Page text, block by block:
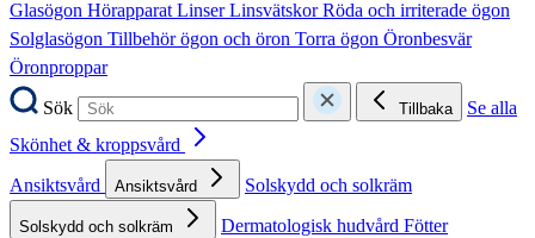
Glasögon HörapparatLinserLinsvätskorRöda och irriterade ögon
Solglasögon Tillbehör ögon och öron Torra ögon Öronbesvär
Öronproppar
Sök
Tillbaka
Se alla
Skönhet & kroppsvård
Ansiktsvård
Ansiktsvård Solskydd och solkräm
Solskydd och solkräm Dermatologisk hudvård Fötter